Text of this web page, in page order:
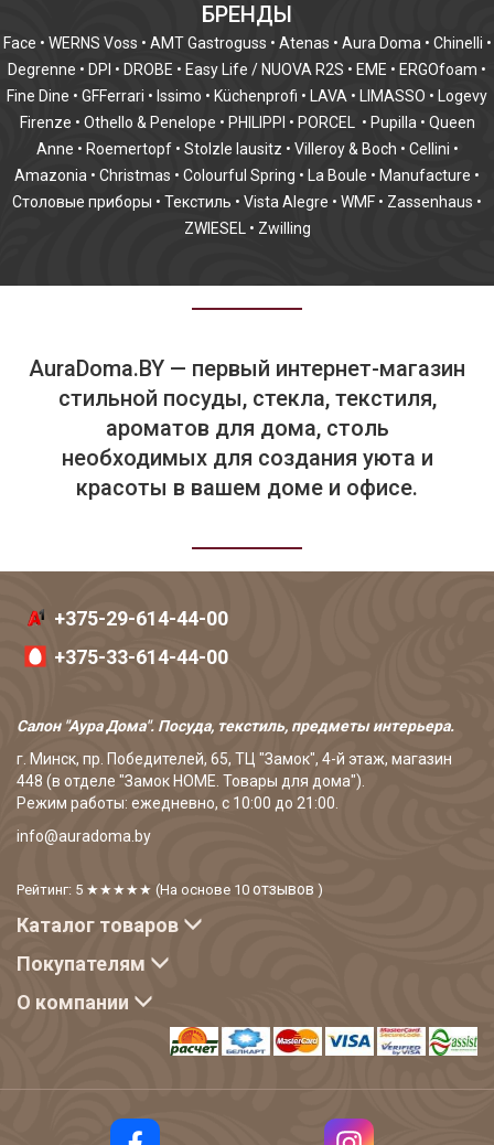
БРЕНДЫ
Face • WERNS Voss • AMT Gastroguss • Atenas • Aura Doma • Chinelli •
Degrenne • DPI • DROBE • Easy Life / NUOVA R2S • EME • ERGOfoam •
Fine Dine • GFFerrari • Issimo • Küchenprofi • LAVA • LIMASSO • Logevy
Firenze • Othello & Penelope • PHILIPPI • PORCEL • Pupilla • Queen
Anne • Roemertopf • Stolzle lausitz • Villeroy & Boch • Cellini •
Amazonia • Christmas • Colourful Spring • La Boule • Manufacture •
Столовые приборы • Текстиль • Vista Alegre • WMF • Zassenhaus •
ZWIESEL • Zwilling
AuraDoma.BY — первый интернет-магазин
стильной посуды, стекла, текстиля,
ароматов для дома, столь
необходимых для создания уюта и
красоты в вашем доме и офисе.
+375-29-614-44-00
+375-33-614-44-00
Салон "Аура Дома". Посуда, текстиль, предметы интерьера.
г. Минск, пр. Победителей, 65, ТЦ "Замок", 4-й этаж, магазин
448 (в отделе "Замок HOME. Товары для дома").
Режим работы: ежедневно, с 10:00 до 21:00.
info@auradoma.by
Рейтинг: 5 ★★★★★ (На основе 10 отзывов )
Каталог товаров
Покупателям
О компании